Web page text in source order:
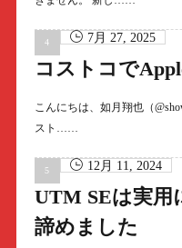
7月 27, 2025
コストコで
こんにちは、如月翔也（
スト……
12月 11, 2024
UTM SEは実用
諦めました